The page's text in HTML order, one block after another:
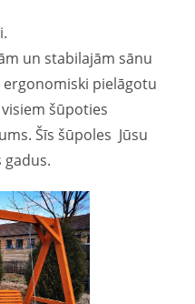
un stabilajām sānu
pielāgotu
šūpoties
Šīs šūpoles Jūsu
gadus.